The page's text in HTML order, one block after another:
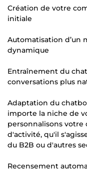
Création de votre
initiale
Automatisation d’un
dynamique
Entraînement du
conversations plus
Adaptation du
importe la niche de
personnalisons
d'activité, qu'il
du B2B ou d'autres
Recensement